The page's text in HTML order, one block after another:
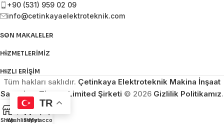
+90 (531) 959 02 09
info@cetinkayaelektroteknik.com
SON MAKALELER
HIZMETLERIMIZ
HIZLI ERIŞIM
Tüm hakları saklıdır. Çetinkaya Elektroteknik Makina İnşaat
Sanayi ve Ticaret Limited Şirketi © 2026 Gizlilik Politikamız.
Shop
WishlistSepet
My account
TR